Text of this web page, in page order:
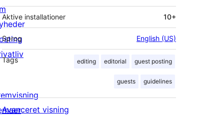
Aktive installationer 10+
Sprog English (US)
Tags editing editorial guest posting
guests guidelines
Avanceret visning